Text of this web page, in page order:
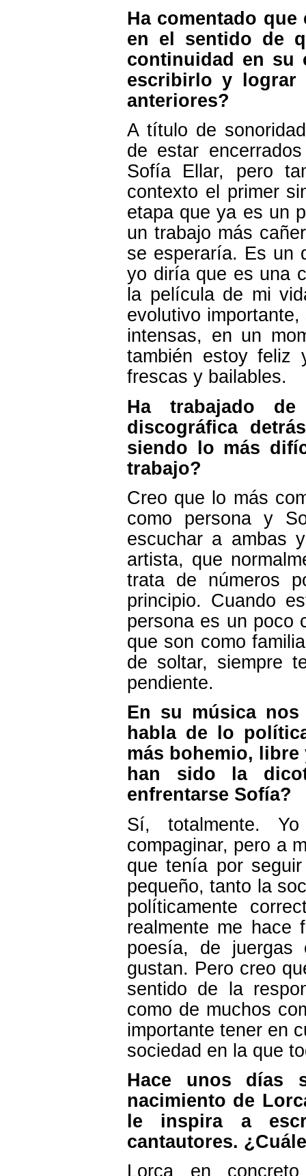
Ha comentado
en el sentido de
continuidad en su
escribirlo y lograr
anteriores?
A título de
de estar
Sofía Ellar, pero
contexto el primer
etapa que ya es un
un trabajo más
se esperaría. Es un
yo diría que es una
la película de mi
evolutivo
intensas, en un
también estoy feliz
frescas y bailables.
Ha trabajado de
discográfica
siendo lo más
trabajo?
Creo que lo más
como persona y
escuchar a ambas
artista, que
trata de números
principio. Cuando
persona es un poco
que son como
de soltar, siempre
pendiente.
En su música
habla de lo
más bohemio,
han sido la
enfrentarse Sofía?
Sí, totalmente.
compaginar, pero a
que tenía por
pequeño, tanto la
políticamente
realmente me hace
poesía, de
gustan. Pero creo
sentido de la
como de muchos
importante tener en
sociedad en la que
Hace unos días
nacimiento de
le inspira a
cantautores.
Lorca en